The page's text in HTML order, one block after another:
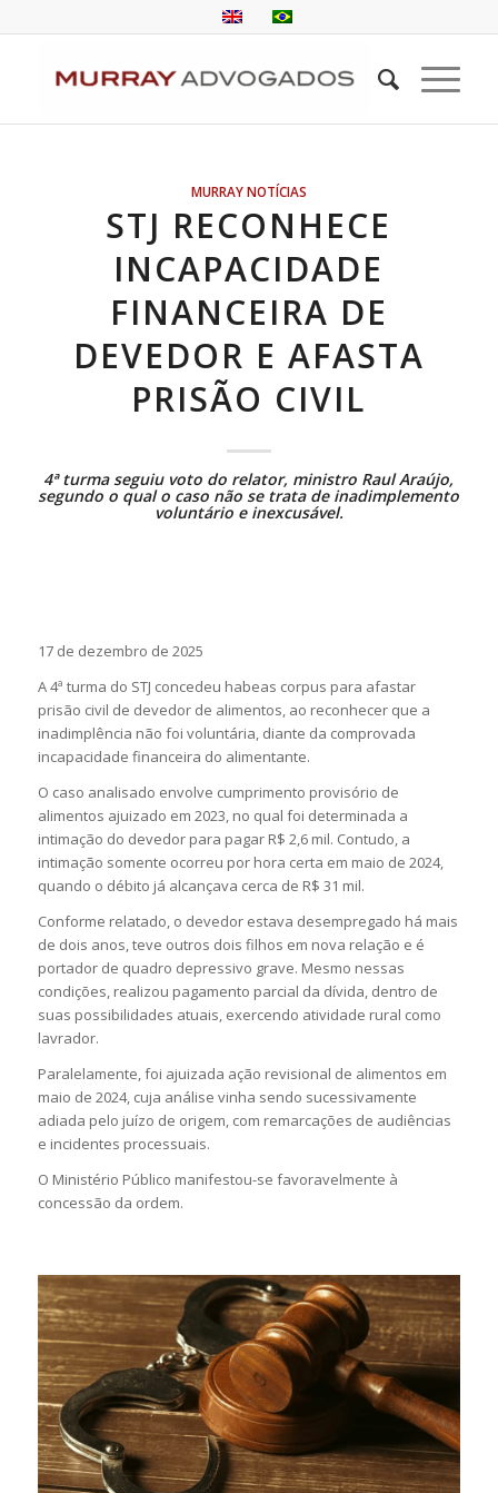
MURRAY NOTÍCIAS
STJ RECONHECE
INCAPACIDADE
FINANCEIRA DE
DEVEDOR E AFASTA
PRISÃO CIVIL
4ª turma seguiu voto do relator, ministro Raul Araújo,
segundo o qual o caso não se trata de inadimplemento
voluntário e inexcusável.
17 de dezembro de 2025
A 4ª turma do STJ concedeu habeas corpus para afastar
prisão civil de devedor de alimentos, ao reconhecer que a
inadimplência não foi voluntária, diante da comprovada
incapacidade financeira do alimentante.
O caso analisado envolve cumprimento provisório de
alimentos ajuizado em 2023, no qual foi determinada a
intimação do devedor para pagar R$ 2,6 mil. Contudo, a
intimação somente ocorreu por hora certa em maio de 2024,
quando o débito já alcançava cerca de R$ 31 mil.
Conforme relatado, o devedor estava desempregado há mais
de dois anos, teve outros dois filhos em nova relação e é
portador de quadro depressivo grave. Mesmo nessas
condições, realizou pagamento parcial da dívida, dentro de
suas possibilidades atuais, exercendo atividade rural como
lavrador.
Paralelamente, foi ajuizada ação revisional de alimentos em
maio de 2024, cuja análise vinha sendo sucessivamente
adiada pelo juízo de origem, com remarcações de audiências
e incidentes processuais.
O Ministério Público manifestou-se favoravelmente à
concessão da ordem.